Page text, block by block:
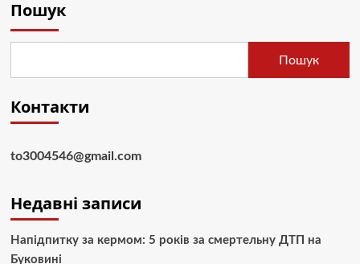
Пошук
Пошук
Контакти
to3004546@gmail.com
Недавні записи
Напідпитку за кермом: 5 років за смертельну ДТП на
Буковині